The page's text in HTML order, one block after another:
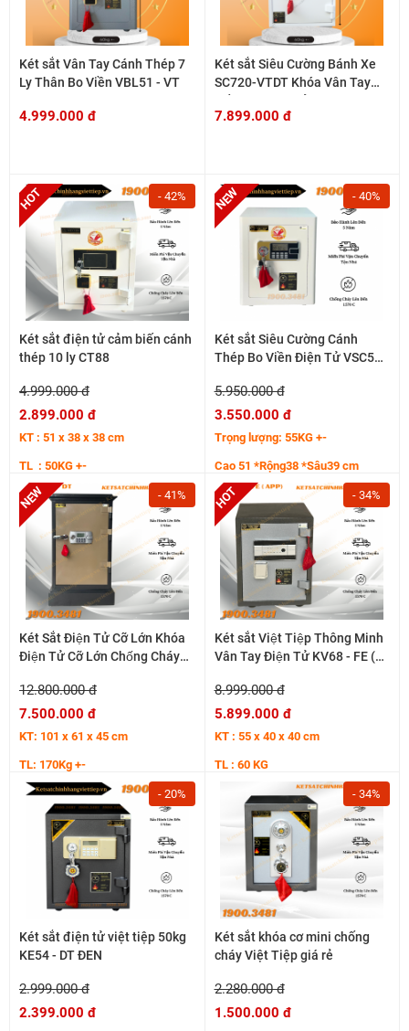
Két sắt Vân Tay Cánh Thép 7
Ly Thân Bo Viền VBL51 - VT
4.999.000 đ
Két sắt Siêu Cường Bánh Xe
SC720-VTDT Khóa Vân Tay
7.899.000 đ
- 42%
Két sắt điện tử cảm biến cánh
thép 10 ly CT88
4.999.000 đ
2.899.000 đ
KT : 51 x 38 x 38 cm
TL : 50KG +-
- 40%
Két sắt Siêu Cường Cánh
Thép Bo Viền Điện Tử VSC51
5.950.000 đ
3.550.000 đ
Trọng lượng: 55KG +-
Cao 51 *Rộng38 *Sâu39 cm
Hệ cánh thép tăng cường 7 ly
Thân bo viền cong sắc nét
- 41%
Két Sắt Điện Tử Cỡ Lớn Khóa
Điện Tử Cỡ Lớn Chống Cháy
12.800.000 đ
7.500.000 đ
KT: 101 x 61 x 45 cm
TL: 170Kg +-
- 34%
Két sắt Việt Tiệp Thông Minh
Vân Tay Điện Tử KV68 - FE (
Thoại
8.999.000 đ
5.899.000 đ
KT : 55 x 40 x 40 cm
TL : 60 KG
- 20%
Két sắt điện tử việt tiệp 50kg
KE54 - DT ĐEN
2.999.000 đ
2.399.000 đ
- 34%
Két sắt khóa cơ mini chống
cháy Việt Tiệp giá rẻ
2.280.000 đ
1.500.000 đ